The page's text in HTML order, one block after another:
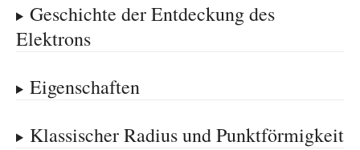
Geschichte der Entdeckung des
Elektrons
Eigenschaften
Klassischer Radius und Punktförmigkeit